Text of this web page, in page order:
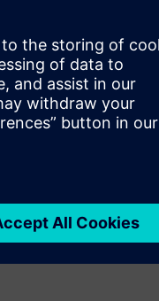
digitalt aktivert